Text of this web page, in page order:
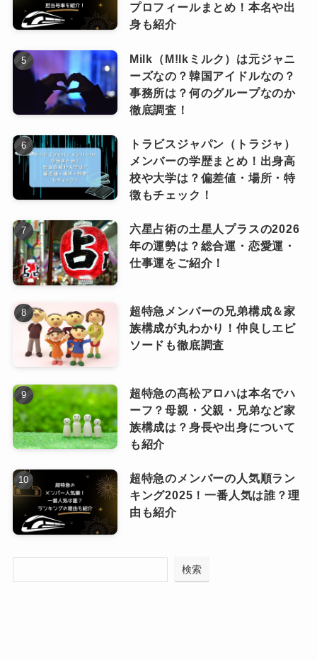
入学はいつ？
岸優太さんの中学校は、埼玉県川越市の公立校
である川越市立初雁中学校です。
2008年に入学し、2011年に卒業していま
す。
強く、同級生や地域の人々とのつながりも大切
にしていたと考えられます。
どこにある中学？
初雁中学校は川越市の中心部に位置して
おり、観光名所である「時の鐘」からも
徒歩圏内！
この地域での学生生活は、歴史ある街並みや自
もうおわかりかと思いますが、岸優太さんは埼
玉県川越市の出身です！
川越市の自然豊かな地域で育ちました。
実家は「時の鐘」の近くにあり、岸さん
自身もテレビ番組で「時の鐘は実家の近
く」と語っているので間違いありませ
ん。
「時の鐘」は川越市の象徴的な建物で、観光名
所としても知られる歴史ある場所です。
学生時代は地元の川越市立初雁中学校に通い、
た。
小学校は川越市内の公立小学校（川越小学校、
川越第一小学校、今成小学校のいずれか）で、
また、岸さんは父子家庭で育ったため、家族と
プロフィールまとめ！本名や出
身も紹介
Milk（M!lkミルク）は元ジャニ
ーズなの？韓国アイドルなの？
事務所は？何のグループなのか
徹底調査！
トラビスジャパン（トラジャ）
メンバーの学歴まとめ！出身高
校や大学は？偏差値・場所・特
徴もチェック！
六星占術の土星人プラスの2026
年の運勢は？総合運・恋愛運・
仕事運をご紹介！
超特急メンバーの兄弟構成＆家
族構成が丸わかり！仲良しエピ
ソードも徹底調査
超特急の髙松アロハは本名でハ
ーフ？母親・父親・兄弟など家
族構成は？身長や出身について
も紹介
超特急のメンバーの人気順ラン
キング2025！一番人気は誰？理
由も紹介
検索